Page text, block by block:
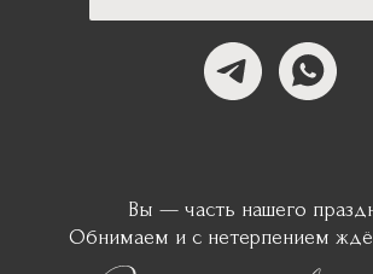
Вы — часть нашего
Обнимаем и с нетерпением